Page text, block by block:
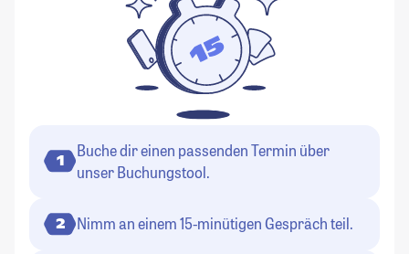
1
Buche dir einen passenden Termin über
unser Buchungstool.
2 Nimm an einem 15-minütigen Gespräch teil.